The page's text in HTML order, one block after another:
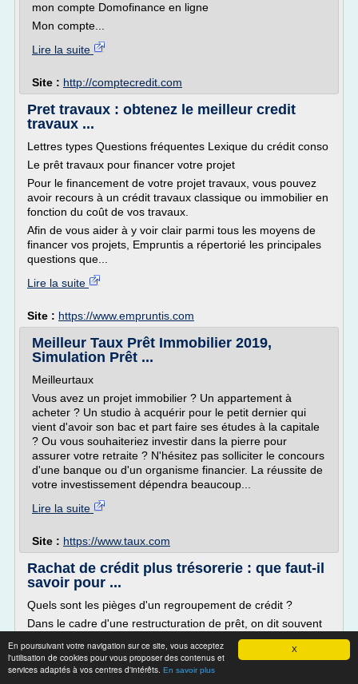
X
En poursuivant votre navigation sur ce site, vous acceptez
l'utilisation de cookies pour vous proposer des contenus et
services adaptés à vos centres d'intérêts. En savoir plus
mon compte Domofinance en ligne
Mon compte...
Lire la suite
Site : http://comptecredit.com
Pret travaux : obtenez le meilleur credit
travaux ...
Lettres types Questions fréquentes Lexique du crédit conso
Le prêt travaux pour financer votre projet
Pour le financement de votre projet travaux, vous pouvez
avoir recours à un crédit travaux classique ou immobilier en
fonction du coût de vos travaux.
Afin de vous aider à y voir clair parmi tous les moyens de
financer vos projets, Empruntis a répertorié les principales
questions que...
Lire la suite
Site : https://www.empruntis.com
Meilleur Taux Prêt Immobilier 2019,
Simulation Prêt ...
Meilleurtaux
Vous avez un projet immobilier ? Un appartement à
acheter ? Un studio à acquérir pour le petit dernier qui
vient d'avoir son bac et part faire ses études à la capitale
? Ou vous souhaiteriez investir dans la pierre pour
assurer votre retraite ? N'hésitez pas solliciter le concours
d'une banque ou d'un organisme financier. La réussite de
votre investissement dépendra beaucoup...
Lire la suite
Site : https://www.taux.com
Rachat de crédit plus trésorerie : que faut-il
savoir pour ...
Quels sont les pièges d'un regroupement de crédit ?
Dans le cadre d'une restructuration de prêt, on dit souvent
que le regroupement de la dette permet d'abaisser le taux
de remboursement de crédits. En effet, grâce à cette
solution, les ménages surendettés ont l'occasion de partir